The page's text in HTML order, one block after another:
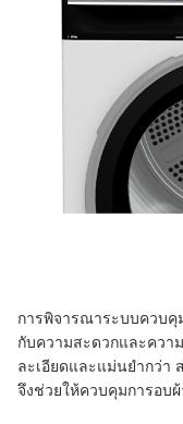
การพิจารณาระบบควบคุ
กับความสะดวกและควา
ละเอียดและแม่นยำกว่
จึงช่วยให้ควบคุมการอบ